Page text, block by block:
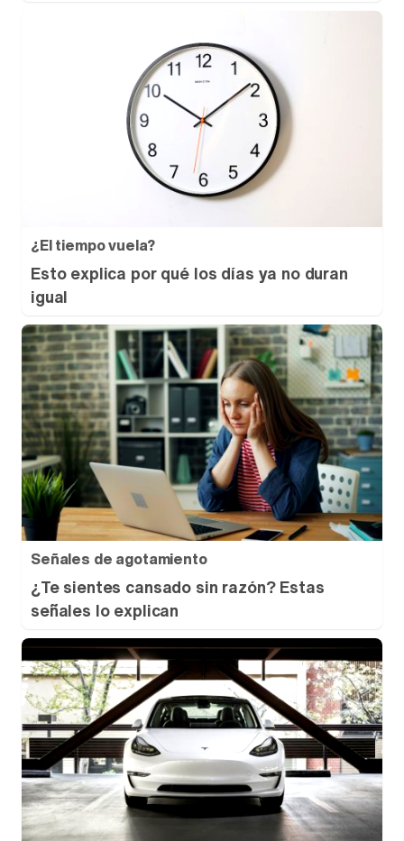
¿El tiempo vuela?
Esto explica por qué los días ya no duran
igual
Señales de agotamiento
¿Te sientes cansado sin razón? Estas
señales lo explican